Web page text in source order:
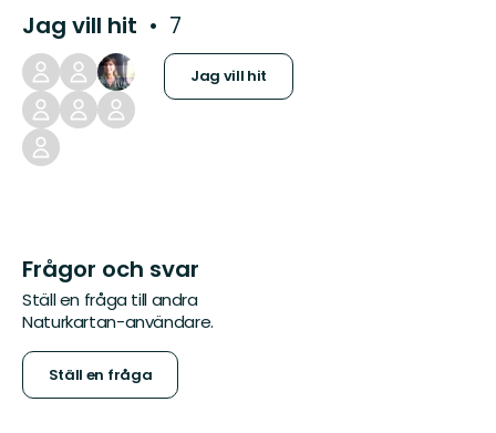
Jag vill hit 7
Jag vill hit
Frågor och svar
Ställ en fråga till andra
Naturkartan-användare.
Ställ en fråga